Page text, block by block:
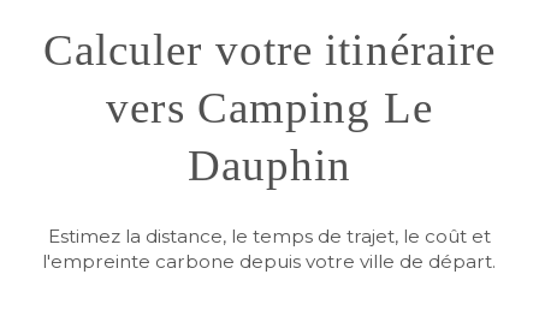
Calculer votre itinéraire
vers Camping Le
Dauphin
Estimez la distance, le temps de trajet, le coût et
l'empreinte carbone depuis votre ville de départ.